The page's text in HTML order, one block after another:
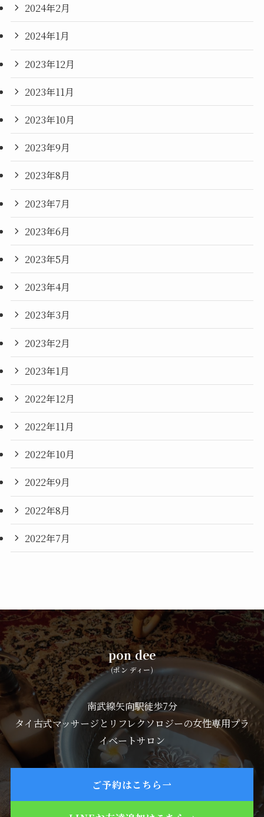
2024年2月
2024年1月
2023年12月
2023年11月
2023年10月
2023年9月
2023年8月
2023年7月
2023年6月
2023年5月
2023年4月
2023年3月
2023年2月
2023年1月
2022年12月
2022年11月
2022年10月
2022年9月
2022年8月
2022年7月
pon dee
(ポン ディー)
南武線矢向駅徒歩7分
タイ古式マッサージとリフレクソロジーの女性専用プラ
イベートサロン
ご予約はこちら